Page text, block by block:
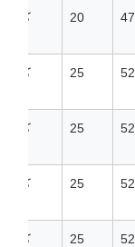
47
20 كرة
52
25 كرة
52
25 كرة
52
25 كرة
52
25 كرة